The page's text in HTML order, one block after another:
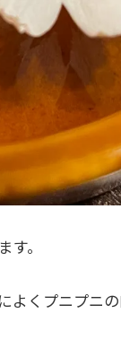
。
よくプニプニ